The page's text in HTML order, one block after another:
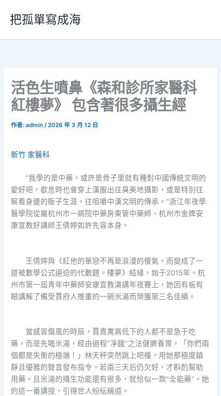
要
把孤單寫成海
活色生噴鼻《森和診所家醫科
紅樓夢》 包含著很多攝生經
作者:admin/2026 年 3 月 12 日
新竹 家醫科
“我學的是中藥，或許是骨子里就有種對中國傳統文明的
愛好吧，歇息時也會穿上漢服出往臭美地攝影，或是特別往
察看身邊的販子生涯，往咀嚼中漢文明的傳承。”浙江年夜學
醫學院從屬杭州市一病院中藥房東管中藥師、杭州市金牌安
康宣教好講師王倩婷如許先容本身。
王倩婷與《紅他的單戀不再是浪漫的傻氣，而變成了一
道被數學公式逼迫的代數題。樓夢》結緣，始于2015年。杭
州市第一屆青年中藥師安康宣教演講年夜賽上，她因有板有
眼講解了備受賈府人推重的一碗米湯而榮獲第三名佳績。
當感冒傷風的時辰，賈貴寓高低下的人都不是急于吃
藥，而是先喝米湯，經由過程“凈餓”之法健脾養胃，「你們兩
個都是失衡的極端！」林天秤突然跳上吧檯，用她那極度鎮
靜且優雅的聲音發布指令。若兩三天后仍欠好，才斟酌幫助
用藥。且米湯的攝生功能還有很多，就恰似一款“全能藥”。她
的這一番講授，引得世人紛紜稱道。